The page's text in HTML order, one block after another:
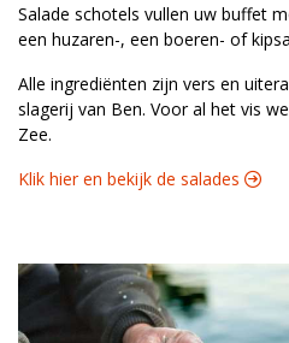
Salade schotels vullen uw buffet
een huzaren-, een boeren- of
Alle ingrediënten zijn vers en
slagerij van Ben. Voor al het vis
Zee.
Klik hier en bekijk de salades 